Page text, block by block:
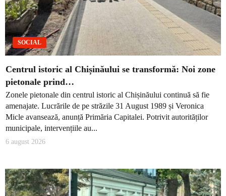
SOCIAL
Centrul istoric al Chișinăului se transformă: Noi zone
pietonale prind…
Zonele pietonale din centrul istoric al Chișinăului continuă să fie
amenajate. Lucrările de pe străzile 31 August 1989 și Veronica
Micle avansează, anunță Primăria Capitalei. Potrivit autorităților
municipale, intervențiile au...
6 august 2026